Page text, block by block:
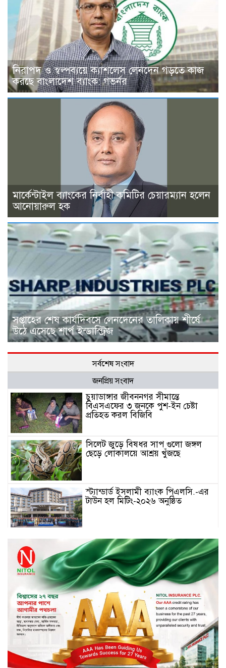
নিরাপদ ও স্বল্পব্যয়ে ক্যাশলেস লেনদেন গড়তে কাজ
করছে বাংলাদেশ ব্যাংক: গভর্নর
মার্কেন্টাইল ব্যাংকের নির্বাহী কমিটির চেয়ারম্যান হলেন
আনোয়ারুল হক
সপ্তাহের শেষ কার্যদিবসে লেনদেনের তালিকায় শীর্ষে
উঠে এসেছে শার্প ইন্ডাস্ট্রিজ
সর্বশেষ সংবাদ
জনপ্রিয় সংবাদ
চুয়াডাঙ্গার জীবননগর সীমান্তে
বিএসএফের ৩ জনকে পুশ-ইন চেষ্টা
প্রতিহত করল বিজিবি
সিলেট জুড়ে বিষধর সাপ গুলো জঙ্গল
ছেড়ে লোকালয়ে আশ্রয় খুঁজছে
স্ট্যান্ডার্ড ইসলামী ব্যাংক পিএলসি.-এর
টাউন হল মিটিং-২০২৬ অনুষ্ঠিত
বিদায়ী সপ্তাহে দর পতনের শীর্ষে এস
আলম কোল্ড রোল্ড
বিদায়ী সপ্তাহে দর বৃদ্ধির শীর্ষে ফারইস্ট
ফাইন্যান্স
বিদায়ী সপ্তাহে লেনদেনের শীর্ষে শার্প
ইন্ডাস্ট্রিজ